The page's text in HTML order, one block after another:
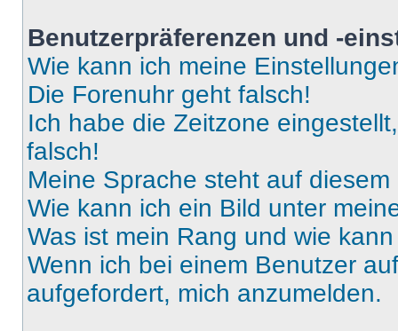
Benutzerpräferenzen und -
Wie kann ich meine
Die Forenuhr geht falsch!
Ich habe die Zeitzone
falsch!
Meine Sprache steht auf
Wie kann ich ein Bild unter
Was ist mein Rang und wie
Wenn ich bei einem Benutzer
aufgefordert, mich anzumelden.